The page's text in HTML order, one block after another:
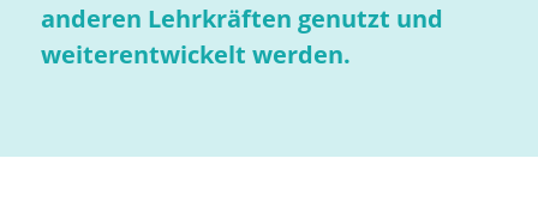
anderen Lehrkräften genutzt und
weiterentwickelt werden.